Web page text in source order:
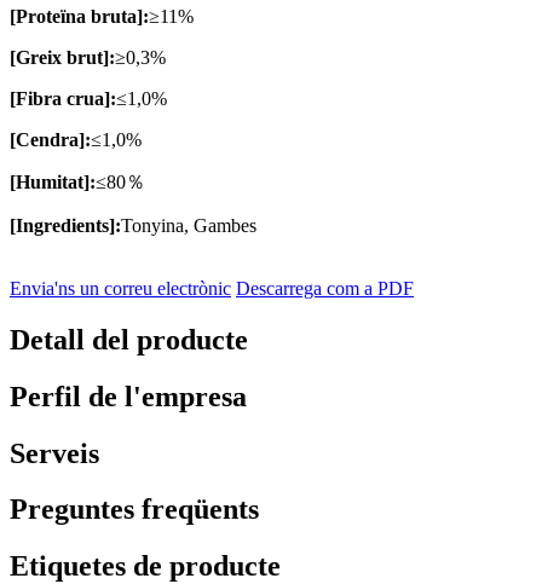
[Proteïna bruta]:≥11%
[Greix brut]:≥0,3%
[Fibra crua]:≤1,0%
[Cendra]:≤1,0%
[Humitat]:≤80％
[Ingredients]:Tonyina, Gambes
Envia'ns un correu electrònic Descarrega com a PDF
Detall del producte
Perfil de l'empresa
Serveis
Preguntes freqüents
Etiquetes de producte